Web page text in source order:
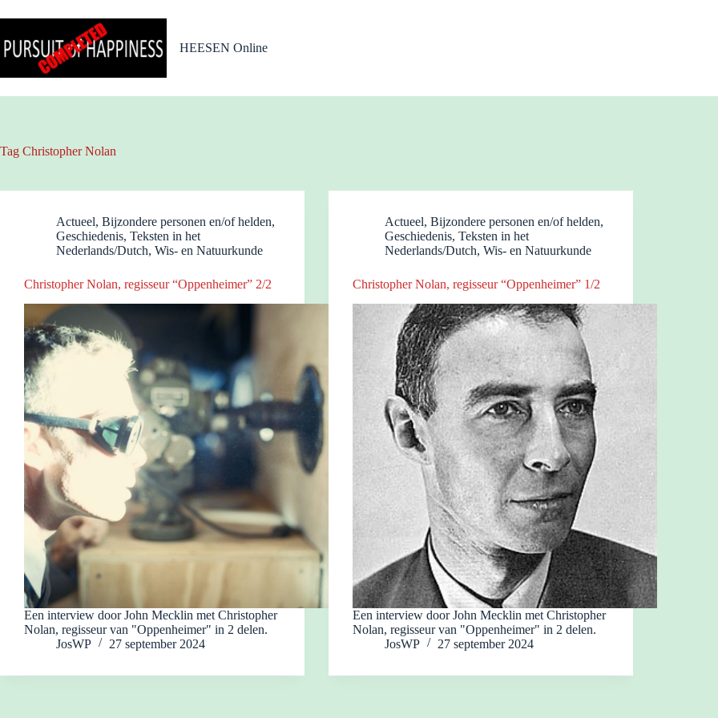
naar
inhoud
HEESEN Online
Tag Christopher Nolan
Actueel, Bijzondere personen en/of helden,
Geschiedenis, Teksten in het
Nederlands/Dutch, Wis- en Natuurkunde
Christopher Nolan, regisseur “Oppenheimer” 2/2
Een interview door John Mecklin met Christopher
Nolan, regisseur van "Oppenheimer" in 2 delen.
JosWP
27 september 2024
Actueel, Bijzondere personen en/of helden,
Geschiedenis, Teksten in het
Nederlands/Dutch, Wis- en Natuurkunde
Christopher Nolan, regisseur “Oppenheimer” 1/2
Een interview door John Mecklin met Christopher
Nolan, regisseur van "Oppenheimer" in 2 delen.
JosWP
27 september 2024